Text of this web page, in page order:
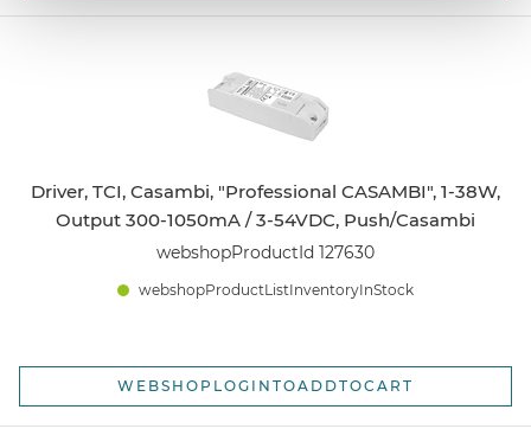
Driver, TCI, Casambi, "Professional CASAMBI", 1-38W,
Output 300-1050mA / 3-54VDC, Push/Casambi
webshopProductId 127630
webshopProductListInventoryInStock
WEBSHOPLOGINTOADDTOCART